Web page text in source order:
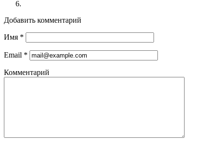
Добавить комментарий
Имя *
Email *
Комментарий